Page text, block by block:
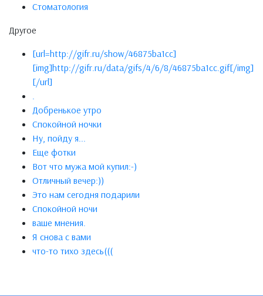
Стоматология
Другое
[url=http://gifr.ru/show/46875ba1cc]
[img]http://gifr.ru/data/gifs/4/6/8/46875ba1cc.gif[/img]
[/url]
.
Добренькое утро
Спокойной ночки
Ну, пойду я...
Еще фотки
Вот что мужа мой купил:-)
Отличный вечер:))
Это нам сегодня подарили
Спокойной ночи
ваше мнения.
Я снова с вами
что-то тихо здесь(((